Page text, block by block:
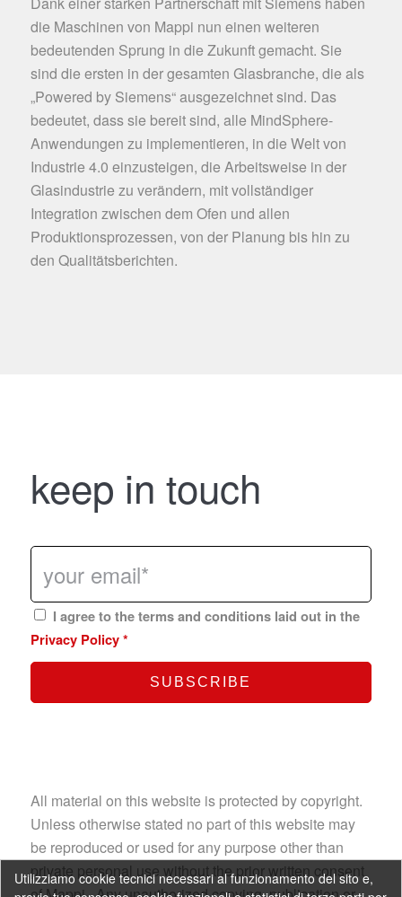
die Maschinen von Mappi nun einen weiteren
bedeutenden Sprung in die Zukunft gemacht. Sie
sind die ersten in der gesamten Glasbranche, die als
„Powered by Siemens“ ausgezeichnet sind. Das
bedeutet, dass sie bereit sind, alle MindSphere-
Anwendungen zu implementieren, in die Welt von
Industrie 4.0 einzusteigen, die Arbeitsweise in der
Glasindustrie zu verändern, mit vollständiger
Integration zwischen dem Ofen und allen
Produktionsprozessen, von der Planung bis hin zu
den Qualitätsberichten.
keep in touch
I agree to the terms and conditions laid out in the
Privacy Policy *
All material on this website is protected by copyright.
Unless otherwise stated no part of this website may
be reproduced or used for any purpose other than
private personal use without the prior written consent
Utilizziamo cookie tecnici necessari al funzionamento del sito e,